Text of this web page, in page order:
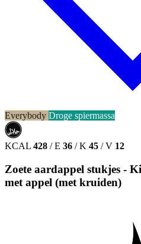
Everybody Droge spiermassa
حلال
HALAL
KCAL 428 / E 36 / K 45 / V 12
Zoete aardappel stukjes -
met appel (met kruiden)